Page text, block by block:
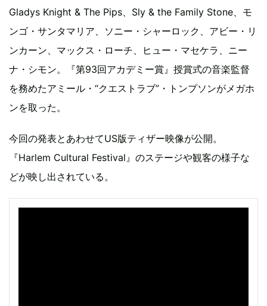
Gladys Knight & The Pips、Sly & the Family Stone、モ
ンゴ・サンタマリア、ソニー・シャーロック、アビー・リ
ンカーン、マックス・ローチ、ヒュー・マセケラ、ニー
ナ・シモン。『第93回アカデミー賞』授賞式の音楽監督
を務めたアミール・“クエストラブ”・トンプソンがメガホ
ンを取った。
今回の発表とあわせてUS版ティザー映像が公開。
『Harlem Cultural Festival』のステージや観客の様子な
どが映し出されている。